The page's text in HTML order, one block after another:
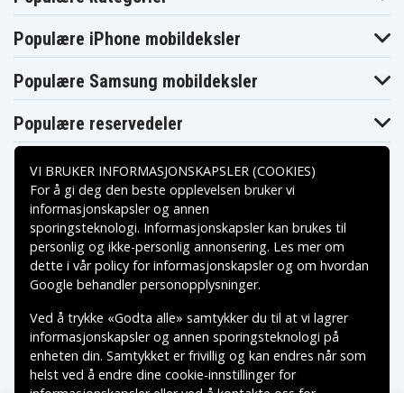
Populære iPhone mobildeksler
Populære Samsung mobildeksler
Populære reservedeler
Betalingsalternativer
Leveringsalternativer
VI BRUKER INFORMASJONSKAPSLER (COOKIES)
For å gi deg den beste opplevelsen bruker vi
informasjonskapsler og annen
sporingsteknologi. Informasjonskapsler kan brukes til
personlig og ikke-personlig annonsering. Les mer om
dette i vårpolicy for informasjonskapslerog om hvordan
Google behandler personopplysninger.
Ved å trykke «Godta alle» samtykker du til at vi lagrer
informasjonskapsler og annen sporingsteknologi på
enheten din. Samtykket er frivillig og kan endres når som
helst ved å endre dine cookie-innstillinger for